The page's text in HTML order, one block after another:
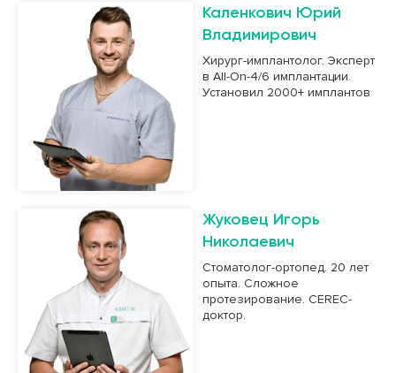
Каленкович Юрий
Владимирович
Хирург-имплантолог. Эксперт
в All-On-4/6 имплантации.
Установил 2000+ имплантов
Жуковец Игорь
Николаевич
Стоматолог-ортопед. 20 лет
опыта. Сложное
протезирование. CEREC-
доктор.